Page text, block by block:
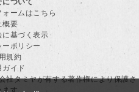
ームはこちら
概要
基づく表示
ポリシー
規約
ガイド
社タミヤが有する著作権により保護さ
ます。